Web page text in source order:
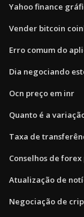
Yahoo finance
Vender bitcoin
Erro comum do
Dia negociando
Ocn preço em inr
Quanto é a
Taxa de
Conselhos de
Atualização de
Negociação de